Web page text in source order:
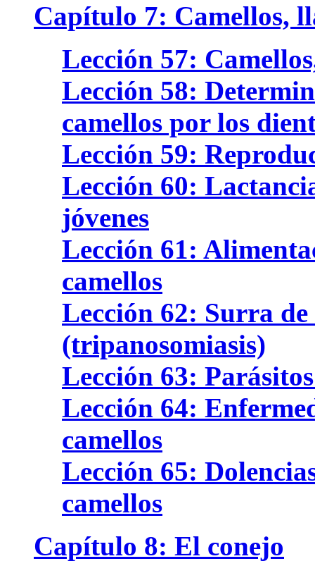
Capítulo 7: Camellos,
Lección 57:
Lección 58:
camellos por los
Lección 59:
Lección 60:
jóvenes
Lección 61:
camellos
Lección 62: Surra de
(tripanosomiasis)
Lección 63:
Lección 64:
camellos
Lección 65:
camellos
Capítulo 8: El conejo